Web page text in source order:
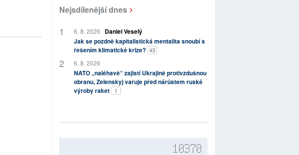
Nejsdílenější dnes
6. 8. 2026
Daniel Veselý
Jak se pozdně kapitalistická mentalita snoubí s
řešením klimatické krize? 43
6. 8. 2026
NATO „naléhavě“ zajistí Ukrajině protivzdušnou
obranu, Zelenskyj varuje před nárůstem ruské
výroby raket
1
10370